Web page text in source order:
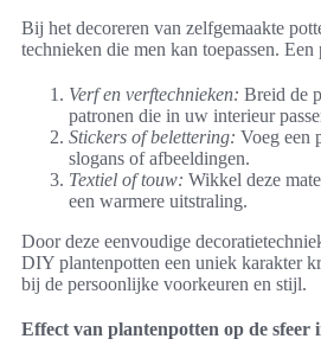
Bij het decoreren van zelfgemaakte
technieken die men kan toepassen. Een
Verf en verftechnieken: Breid de
patronen die in uw interieur
Stickers of belettering: Voeg een
slogans of afbeeldingen.
Textiel of touw: Wikkel deze
een warmere uitstraling.
Door deze eenvoudige
DIY plantenpotten een uniek karakter
bij de persoonlijke voorkeuren en stijl.
Effect van plantenpotten op de sfeer